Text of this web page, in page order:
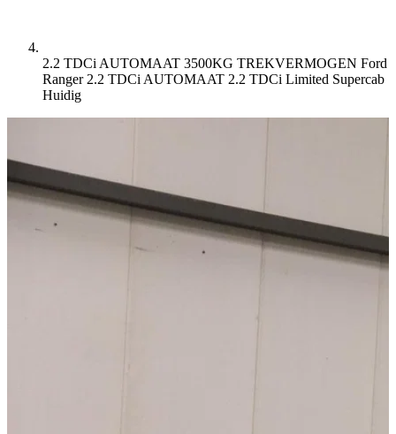
2.2 TDCi AUTOMAAT 3500KG TREKVERMOGEN Ford
Ranger 2.2 TDCi AUTOMAAT 2.2 TDCi Limited Supercab
Huidig